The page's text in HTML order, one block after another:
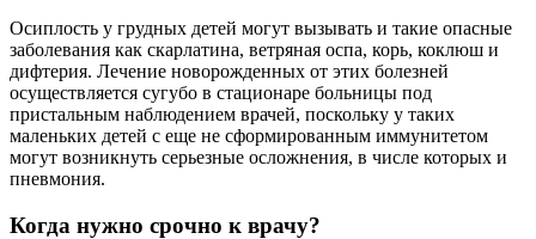
Осиплость у грудных детей могут вызывать и такие опасные
заболевания как скарлатина, ветряная оспа, корь, коклюш и
дифтерия. Лечение новорожденных от этих болезней
осуществляется сугубо в стационаре больницы под
пристальным наблюдением врачей, поскольку у таких
маленьких детей с еще не сформированным иммунитетом
могут возникнуть серьезные осложнения, в числе которых и
пневмония.
Когда нужно срочно к врачу?